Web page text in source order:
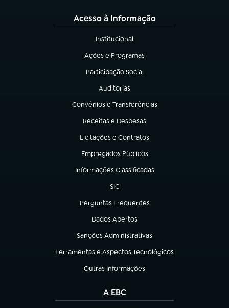
Acesso à Informação
Institucional
(abre em nova aba)
Ações e Programas
(abre em nova aba)
Participação Social
(abre em nova aba)
Auditorias
(abre em nova aba)
Convênios e Transferências
(abre em nova aba)
Receitas e Despesas
(abre em nova aba)
Licitações e Contratos
(abre em nova aba)
Empregados Públicos
(abre em nova aba)
Informações Classificadas
(abre em nova aba)
SIC
(abre em nova aba)
Perguntas Frequentes
(abre em nova aba)
Dados Abertos
(abre em nova aba)
Sanções Administrativas
(abre em nova aba)
Ferramentas e Aspectos Tecnológicos
(abre em nova aba)
Outras Informações
(abre em nova aba)
A EBC